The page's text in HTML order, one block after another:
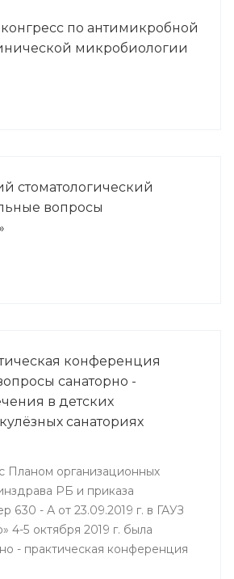
по антимикробной
микробиологии
стоматологический
вопросы
конференция
санаторно -
в детских
санаториях
Планом организационных
РБ и приказа
630 - А от 23.09.2019 г. в ГАУЗ
4-5 октября 2019 г. была
- практическая конференция